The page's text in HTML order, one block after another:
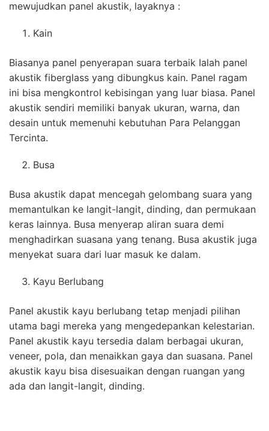
mewujudkan panel akustik, layaknya :
Kain
Biasanya panel penyerapan suara terbaik Ialah panel
akustik fiberglass yang dibungkus kain. Panel ragam
ini bisa mengkontrol kebisingan yang luar biasa. Panel
akustik sendiri memiliki banyak ukuran, warna, dan
desain untuk memenuhi kebutuhan Para Pelanggan
Tercinta.
Busa
Busa akustik dapat mencegah gelombang suara yang
memantulkan ke langit-langit, dinding, dan permukaan
keras lainnya. Busa menyerap aliran suara demi
menghadirkan suasana yang tenang. Busa akustik juga
menyekat suara dari luar masuk ke dalam.
Kayu Berlubang
Panel akustik kayu berlubang tetap menjadi pilihan
utama bagi mereka yang mengedepankan kelestarian.
Panel akustik kayu tersedia dalam berbagai ukuran,
veneer, pola, dan menaikkan gaya dan suasana. Panel
akustik kayu bisa disesuaikan dengan ruangan yang
ada dan langit-langit, dinding.